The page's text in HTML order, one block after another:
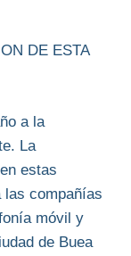
DE ESTA
a la
La
estas
las compañías
móvil y
de Buea